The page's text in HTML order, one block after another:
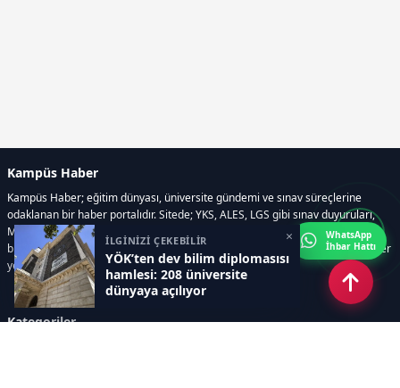
İLGİNİZİ ÇEKEBİLİR
YÖK’ten dev bilim diplomasısı
hamlesi: 208 üniversite
dünyaya açılıyor
×
Kampüs Haber
Kampüs Haber; eğitim dünyası, üniversite gündemi ve sınav süreçlerine
odaklanan bir haber portalıdır. Sitede; YKS, ALES, LGS gibi sınav duyuruları,
Milli Eğitim Bakanlığı gelişmeleri, üniversite haberleri, rehberlik içerikleri,
bilim ve teknoloji alanındaki yenilikler ile öğrenci yaşamına dair güncel bilgiler
yer alır.
Kategoriler
WhatsApp
İhbar Hattı